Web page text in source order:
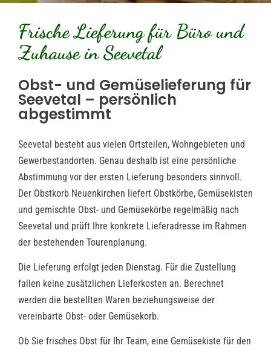
Frische Lieferung für Büro und
Zuhause in Seevetal
Obst- und Gemüselieferung für
Seevetal – persönlich
abgestimmt
Seevetal besteht aus vielen Ortsteilen, Wohngebieten und
Gewerbestandorten. Genau deshalb ist eine persönliche
Abstimmung vor der ersten Lieferung besonders sinnvoll.
Der Obstkorb Neuenkirchen liefert Obstkörbe, Gemüsekisten
und gemischte Obst- und Gemüsekörbe regelmäßig nach
Seevetal und prüft Ihre konkrete Lieferadresse im Rahmen
der bestehenden Tourenplanung.
Die Lieferung erfolgt jeden Dienstag. Für die Zustellung
fallen keine zusätzlichen Lieferkosten an. Berechnet
werden die bestellten Waren beziehungsweise der
vereinbarte Obst- oder Gemüsekorb.
Ob Sie frisches Obst für Ihr Team, eine Gemüsekiste für den